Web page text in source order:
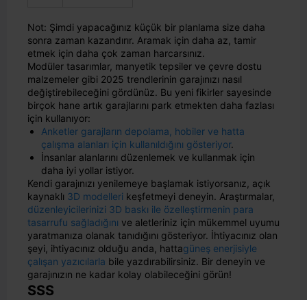
Not: Şimdi yapacağınız küçük bir planlama size daha
sonra zaman kazandırır. Aramak için daha az, tamir
etmek için daha çok zaman harcarsınız.
Modüler tasarımlar, manyetik tepsiler ve çevre dostu
malzemeler gibi 2025 trendlerinin garajınızı nasıl
değiştirebileceğini gördünüz. Bu yeni fikirler sayesinde
birçok hane artık garajlarını park etmekten daha fazlası
için kullanıyor:
Anketler garajların depolama, hobiler ve hatta
çalışma alanları için kullanıldığını gösteriyor.
İnsanlar alanlarını düzenlemek ve kullanmak için
daha iyi yollar istiyor.
Kendi garajınızı yenilemeye başlamak istiyorsanız, açık
kaynaklı 3D modelleri keşfetmeyi deneyin. Araştırmalar,
düzenleyicilerinizi 3D baskı ile özelleştirmenin para
tasarrufu sağladığını ve aletleriniz için mükemmel uyumu
yaratmanıza olanak tanıdığını gösteriyor. İhtiyacınız olan
şeyi, ihtiyacınız olduğu anda, hattagüneş enerjisiyle
çalışan yazıcılarla bile yazdırabilirsiniz. Bir deneyin ve
garajınızın ne kadar kolay olabileceğini görün!
SSS